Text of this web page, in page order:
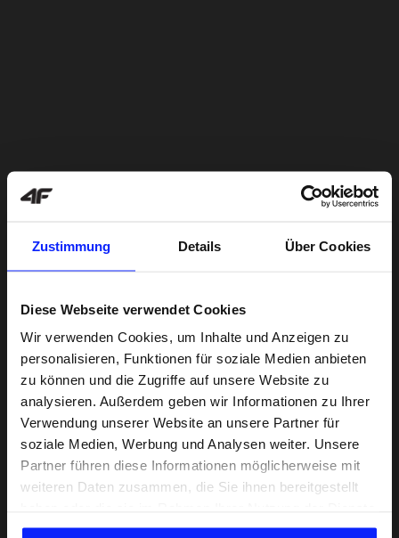
Zustimmung Details Über Cookies
Diese Webseite verwendet Cookies
Wir verwenden Cookies, um Inhalte und Anzeigen zu
personalisieren, Funktionen für soziale Medien anbieten
zu können und die Zugriffe auf unsere Website zu
analysieren. Außerdem geben wir Informationen zu Ihrer
Verwendung unserer Website an unsere Partner für
soziale Medien, Werbung und Analysen weiter. Unsere
Partner führen diese Informationen möglicherweise mit
weiteren Daten zusammen, die Sie ihnen bereitgestellt
gesammelt haben.